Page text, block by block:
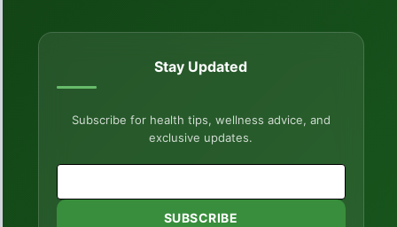
Stay Updated
Subscribe for health tips, wellness advice, and
exclusive updates.
SUBSCRIBE